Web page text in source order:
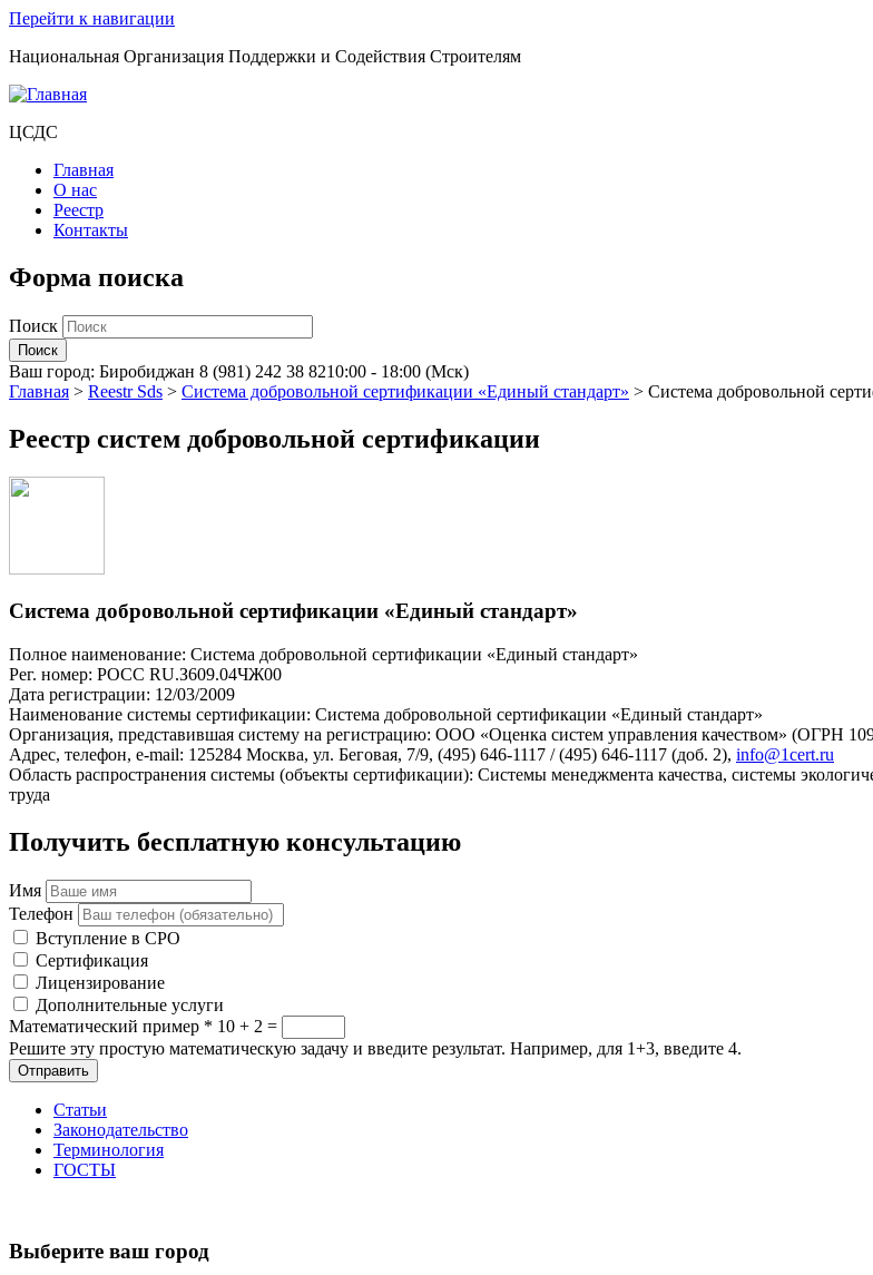
Перейти к навигации
Национальная Организация Поддержки и Содействия Строителям
ЦСДС
Главная
О нас
Реестр
Контакты
Форма поиска
Поиск
Ваш город: Биробиджан 8 (981) 242 38 8210:00 - 18:00 (Мск)
Главная > Reestr Sds > Система добровольной сертификации «Единый стандарт» > Система добровольной
Реестр систем добровольной сертификации
Система добровольной сертификации «Единый стандарт»
Полное наименование: Система добровольной сертификации «Единый стандарт»
Рег. номер: РОСС RU.З609.04ЧЖ00
Дата регистрации: 12/03/2009
Наименование системы сертификации: Система добровольной сертификации «Единый стандарт»
Организация, представившая систему на регистрацию: ООО «Оценка систем управления качеством» (ОГРН
Адрес, телефон, e-mail: 125284 Москва, ул. Беговая, 7/9, (495) 646-1117 / (495) 646-1117 (доб. 2), info@1cert.ru
Область распространения системы (объекты сертификации): Системы менеджмента качества, системы
труда
Получить бесплатную консультацию
Имя
Телефон
Вступление в СРО
Сертификация
Лицензирование
Дополнительные услуги
Математический пример * 10 + 2 =
Решите эту простую математическую задачу и введите результат. Например, для 1+3, введите 4.
Отправить
Статьи
Законодательство
Терминология
ГОСТЫ
Выберите ваш город